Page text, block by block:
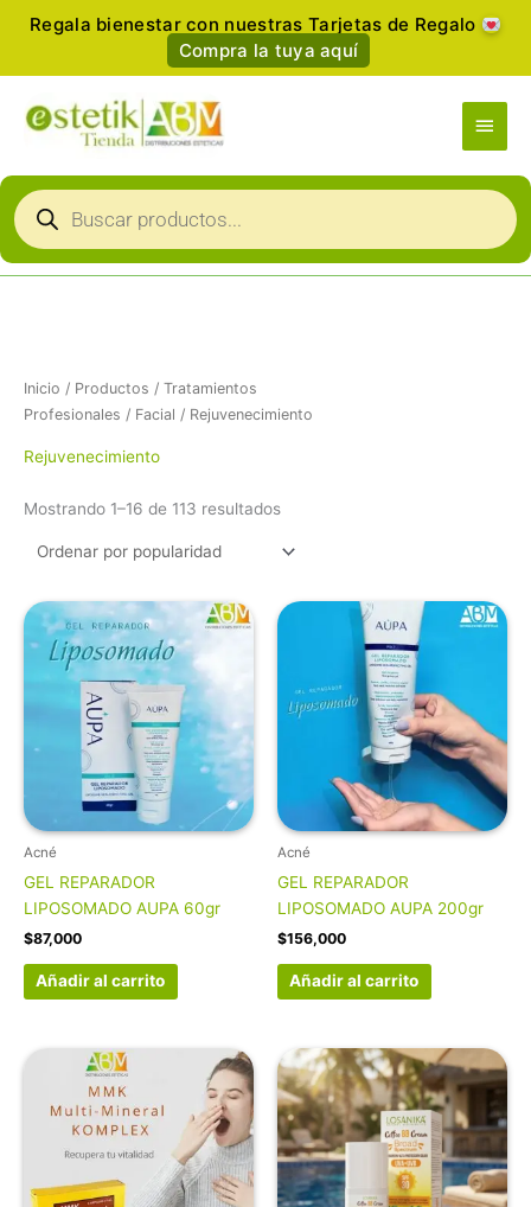
Regala bienestar con nuestras Tarjetas de Regalo
Compra la tuya aquí
Menú
Búsqueda
de
productos
Inicio / Productos / Tratamientos
Profesionales / Facial / Rejuvenecimiento
Rejuvenecimiento
Mostrando 1–16 de 113 resultados
Acné
GEL REPARADOR
LIPOSOMADO AUPA 60gr
$87,000
Añadir al carrito
Acné
GEL REPARADOR
LIPOSOMADO AUPA 200gr
$156,000
Añadir al carrito